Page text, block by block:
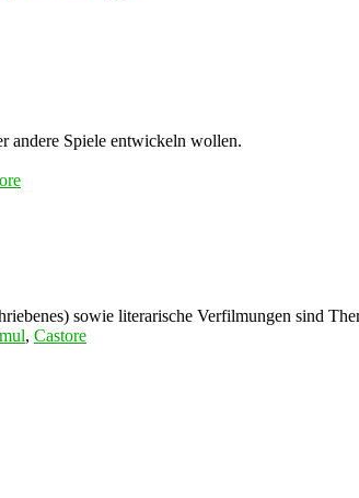
andere Spiele entwickeln wollen.
sowie literarische Verfilmungen sind
, Castore